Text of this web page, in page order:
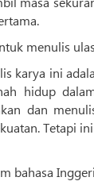
menulis
karya ini
hidup
dan
Tetapi
bahasa